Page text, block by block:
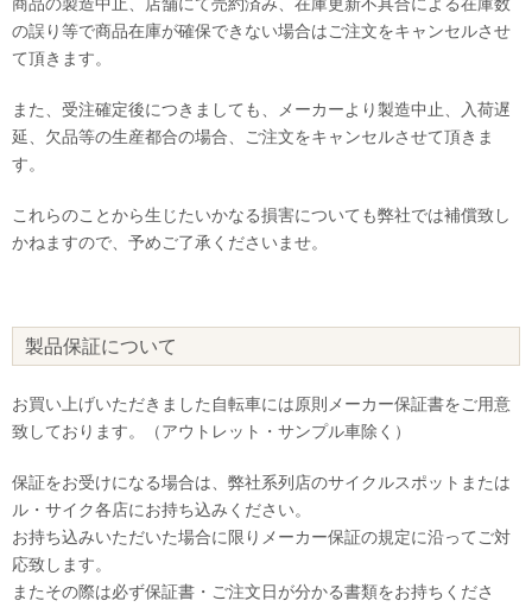
の誤り等で商品在庫が確保できない場合はご注文をキャンセルさせ
て頂きます。
また、受注確定後につきましても、メーカーより製造中止、入荷遅
延、欠品等の生産都合の場合、ご注文をキャンセルさせて頂きま
す。
これらのことから生じたいかなる損害についても弊社では補償致し
かねますので、予めご了承くださいませ。
製品保証について
お買い上げいただきました自転車には原則メーカー保証書をご用意
致しております。（アウトレット・サンプル車除く）
保証をお受けになる場合は、弊社系列店のサイクルスポットまたは
ル・サイク各店にお持ち込みください。
お持ち込みいただいた場合に限りメーカー保証の規定に沿ってご対
応致します。
またその際は必ず保証書・ご注文日が分かる書類をお持ちくださ